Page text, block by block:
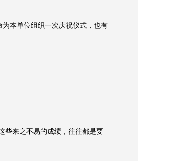
本单位组织一次庆祝仪式，也有
些来之不易的成绩，往往都是要